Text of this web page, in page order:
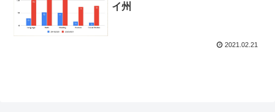
イ州
2021.02.21